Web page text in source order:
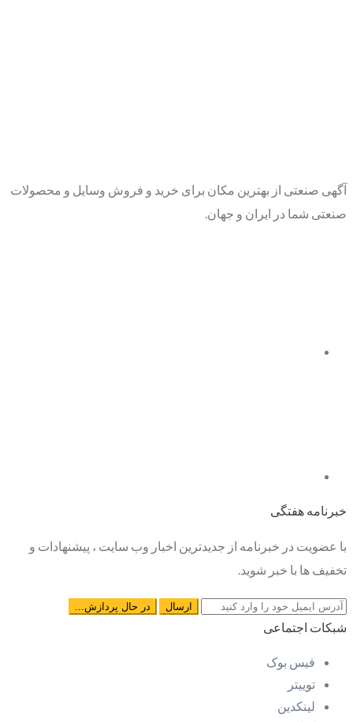
آگهی صنعتی از بهترین مکان برای خرید و فروش وسایل و محصولات
صنعتی شما در ایران و جهان.
خبرنامه هفتگی
با عضویت در خبرنامه از جدیدترین اخبار وب سایت ، پیشنهادات و
تخفیف ها با خبر شوید.
شبکات اجتماعی
فیس بوک
توییتر
لینکدین